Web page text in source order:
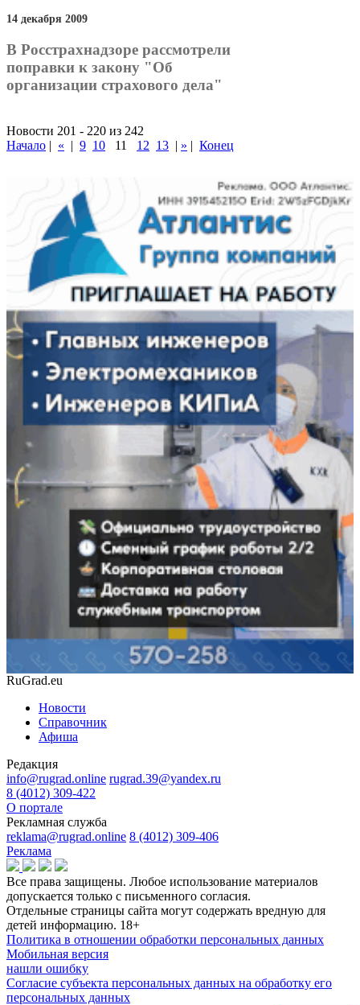
14 декабря 2009
В Росстрахнадзоре рассмотрели
поправки к закону "Об
организации страхового дела"
Новости 201 - 220 из 242
Начало | « | 9 10 11 12 13 | » | Конец
RuGrad.eu
Новости
Справочник
Афиша
Редакция
info@rugrad.online rugrad.39@yandex.ru
8 (4012) 309-422
О портале
Рекламная служба
reklama@rugrad.online 8 (4012) 309-406
Реклама
Все права защищены. Любое использование материалов
допускается только с письменного согласия.
Отдельные страницы сайта могут содержать вредную для
детей информацию. 18+
Политика в отношении обработки персональных данных
Мобильная версия
нашли ошибку
Согласие субъекта персональных данных на обработку его
персональных данных